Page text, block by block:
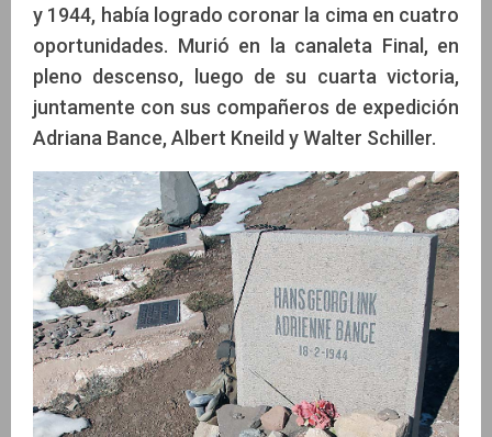
y 1944, había logrado coronar la cima en cuatro
oportunidades. Murió en la canaleta Final, en
pleno descenso, luego de su cuarta victoria,
juntamente con sus compañeros de expedición
Adriana Bance, Albert Kneild y Walter Schiller.